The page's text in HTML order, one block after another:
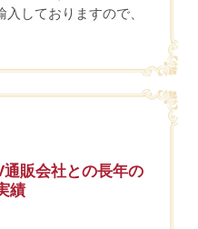
しておりますので、
販会社との長年の
績